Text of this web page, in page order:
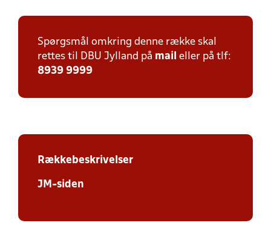
Spørgsmål omkring denne række skal
rettes til DBU Jylland på mail eller på tlf:
8939 9999
Rækkebeskrivelser
JM-siden